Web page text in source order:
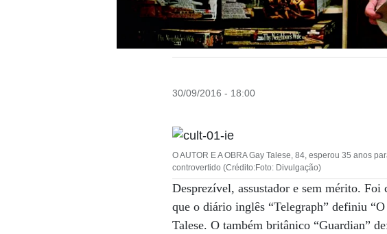
30/09/2016 - 18:00
O AUTOR E A OBRA Gay Talese, 84, esperou 35 anos
controvertido (Crédito:Foto: Divulgação)
Desprezível, assustador e sem mérito. Foi
que o diário inglês “Telegraph” definiu
Talese. O também britânico “Guardian”